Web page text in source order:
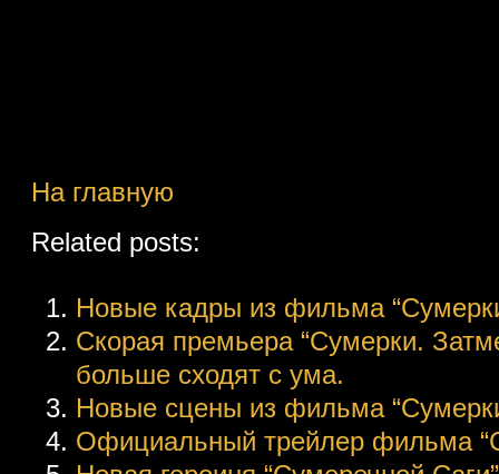
На главную
Related posts:
Новые кадры из фильма
Скорая премьера “Сумерки.
больше сходят с ума.
Новые сцены из фильма
Официальный трейлер фильма